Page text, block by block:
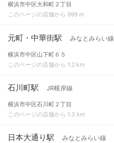
横浜市中区大和町２丁目
このページの店舗から 999 m
元町・中華街駅 みなとみらい線
横浜市中区山下町６５
このページの店舗から 1.2 km
石川町駅 JR根岸線
横浜市中区石川町２丁目
このページの店舗から 1.3 km
日本大通り駅 みなとみらい線